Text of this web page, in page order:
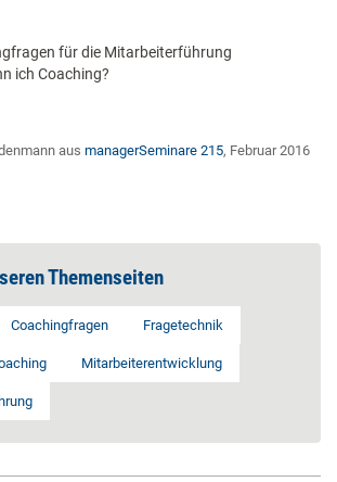
für die Mitarbeiterführung
ich Coaching?
aus managerSeminare 215, Februar 2016
Themenseiten
Coachingfragen Fragetechnik
Mitarbeiterentwicklung